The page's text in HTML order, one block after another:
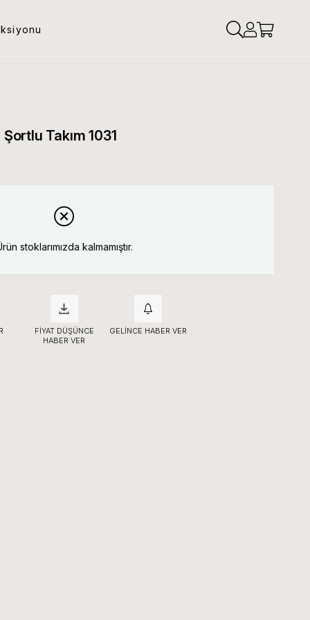
Takım 1031
stoklarımızda kalmamıştır.
FIYAT DÜŞÜNCE
HABER VER
GELINCE HABER VER